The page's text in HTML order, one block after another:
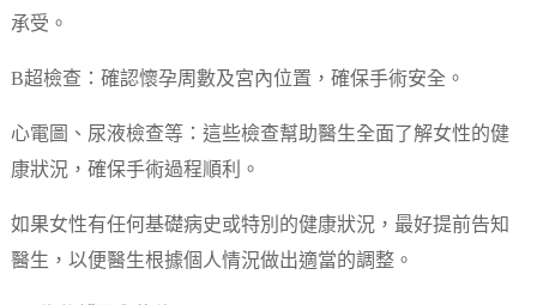
承受。
B超檢查：確認懷孕周數及宮內位置，確保手術安全。
心電圖、尿液檢查等：這些檢查幫助醫生全面了解女性的健
康狀況，確保手術過程順利。
如果女性有任何基礎病史或特別的健康狀況，最好提前告知
醫生，以便醫生根據個人情況做出適當的調整。